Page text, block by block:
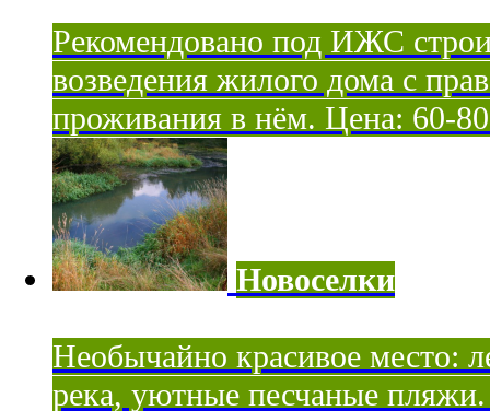
Рекомендовано под ИЖС
возведения жилого дома с
проживания в нём. Цена: 60-80
Новоселки
Необычайно красивое место:
река, уютные песчаные